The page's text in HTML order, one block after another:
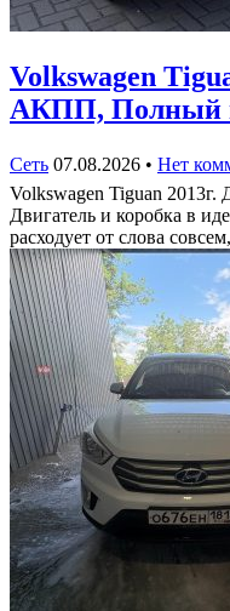
Volkswagen
АКПП, Полный
Сеть 07.08.2026 • Нет
Volkswagen Tiguan
Двигатель и коробка в
расходует от слова